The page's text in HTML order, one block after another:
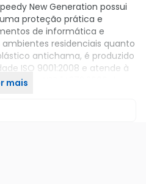
New Generation possui
proteção prática e
de informática e
residenciais quanto
antichama, é produzido
ISO 9001:2008 e atende à
NBR 14373:2006 da
mais